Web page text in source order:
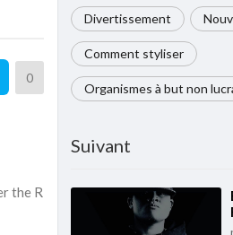
Divertissement
Comment styliser
Organismes à but non
Suivant
0
the R